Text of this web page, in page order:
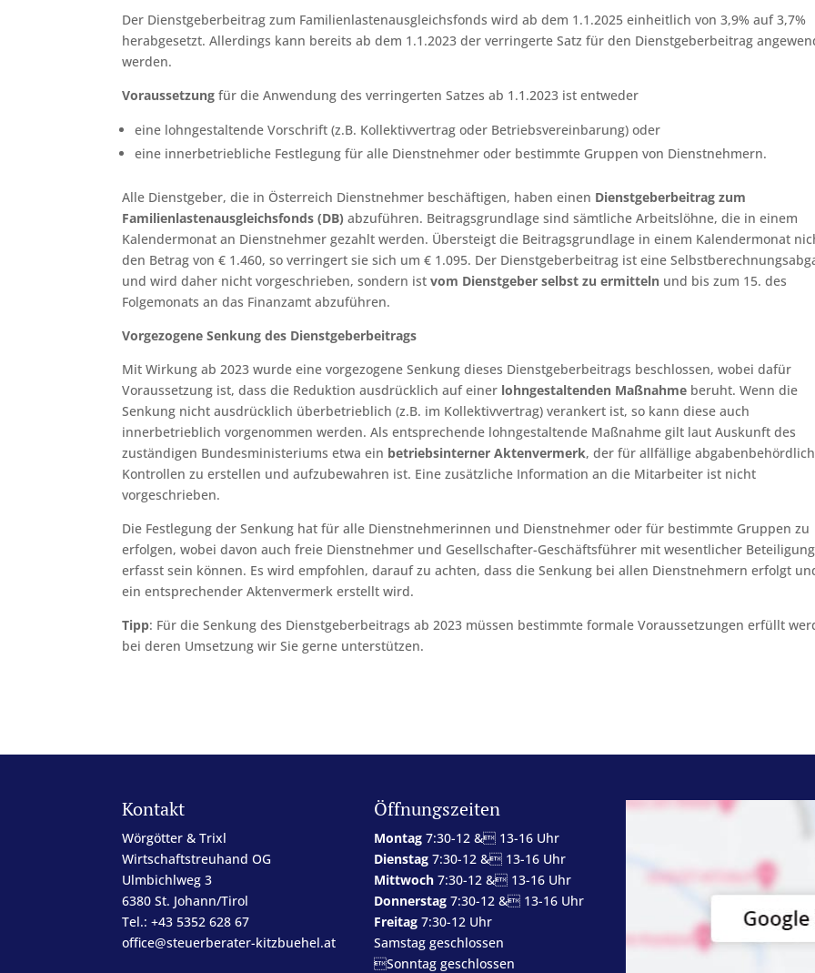
Der Dienstgeberbeitrag zum Familienlastenausgleichsfonds wird ab dem 1.1.2025 einheitlich von 3,9% auf 3,7%
herabgesetzt. Allerdings kann bereits ab dem 1.1.2023 der verringerte Satz für den Dienstgeberbeitrag
werden.
Voraussetzung für die Anwendung des verringerten Satzes ab 1.1.2023 ist entweder
eine lohngestaltende Vorschrift (z.B. Kollektivvertrag oder Betriebsvereinbarung) oder
eine innerbetriebliche Festlegung für alle Dienstnehmer oder bestimmte Gruppen von Dienstnehmern.
Alle Dienstgeber, die in Österreich Dienstnehmer beschäftigen, haben einen Dienstgeberbeitrag zum
Familienlastenausgleichsfonds (DB) abzuführen. Beitragsgrundlage sind sämtliche Arbeitslöhne, die in einem
Kalendermonat an Dienstnehmer gezahlt werden. Übersteigt die Beitragsgrundlage in einem Kalendermonat
den Betrag von € 1.460, so verringert sie sich um € 1.095. Der Dienstgeberbeitrag ist eine
und wird daher nicht vorgeschrieben, sondern istvom Dienstgeber selbst zu ermitteln und bis zum 15. des
Folgemonats an das Finanzamt abzuführen.
Vorgezogene Senkung des Dienstgeberbeitrags
Mit Wirkung ab 2023 wurde eine vorgezogene Senkung dieses Dienstgeberbeitrags beschlossen, wobei dafür
Voraussetzung ist, dass die Reduktion ausdrücklich auf einer lohngestaltenden Maßnahme beruht. Wenn die
Senkung nicht ausdrücklich überbetrieblich (z.B. im Kollektivvertrag) verankert ist, so kann diese auch
innerbetrieblich vorgenommen werden. Als entsprechende lohngestaltende Maßnahme gilt laut Auskunft des
zuständigen Bundesministeriums etwa ein betriebsinterner Aktenvermerk, der für allfällige
Kontrollen zu erstellen und aufzubewahren ist. Eine zusätzliche Information an die Mitarbeiter ist nicht
vorgeschrieben.
Die Festlegung der Senkung hat für alle Dienstnehmerinnen und Dienstnehmer oder für bestimmte Gruppen zu
erfolgen, wobei davon auch freie Dienstnehmer und Gesellschafter-Geschäftsführer mit wesentlicher Beteiligung
erfasst sein können. Es wird empfohlen, darauf zu achten, dass die Senkung bei allen Dienstnehmern erfolgt
ein entsprechender Aktenvermerk erstellt wird.
Tipp: Für die Senkung des Dienstgeberbeitrags ab 2023 müssen bestimmte formale Voraussetzungen erfüllt
bei deren Umsetzung wir Sie gerne unterstützen.
Kontakt
Wörgötter & Trixl
Wirtschaftstreuhand OG
Ulmbichlweg 3
6380 St. Johann/Tirol
Tel.: +43 5352 628 67
office@steuerberater-kitzbuehel.at
Öffnungszeiten
Montag 7:30-12 & 13-16 Uhr
Dienstag 7:30-12 & 13-16 Uhr
Mittwoch 7:30-12 & 13-16 Uhr
Donnerstag 7:30-12 & 13-16 Uhr
Freitag 7:30-12 Uhr
Samstag geschlossen
Sonntag geschlossen